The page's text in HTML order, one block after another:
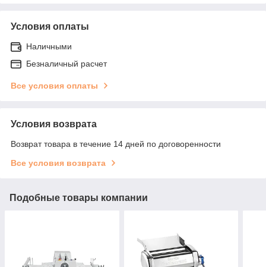
Условия оплаты
Наличными
Безналичный расчет
Все условия оплаты
Условия возврата
Возврат товара в течение 14 дней по договоренности
Все условия возврата
Подобные товары компании